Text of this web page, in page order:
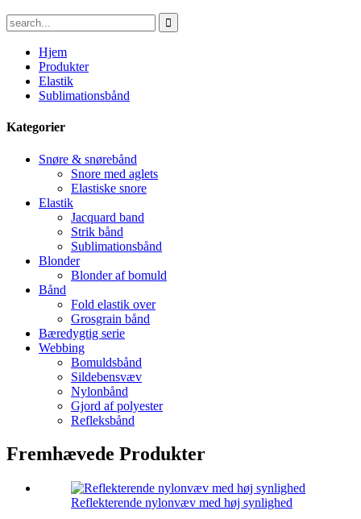
Hjem
Produkter
Elastik
Sublimationsbånd
Kategorier
Snøre & snørebånd
Snore med aglets
Elastiske snore
Elastik
Jacquard band
Strik bånd
Sublimationsbånd
Blonder
Blonder af bomuld
Bånd
Fold elastik over
Grosgrain bånd
Bæredygtig serie
Webbing
Bomuldsbånd
Sildebensvæv
Nylonbånd
Gjord af polyester
Refleksbånd
Fremhævede Produkter
Reflekterende nylonvæv med høj synlighed